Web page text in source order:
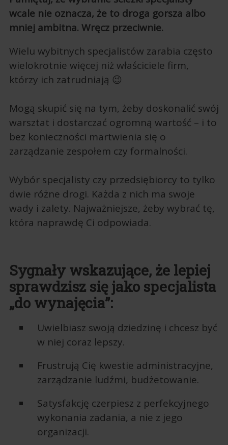
wcale nie oznacza, że to droga gorsza albo
mniej ambitna. Wręcz przeciwnie.
Wielu wybitnych specjalistów zarabia często
wielokrotnie więcej niż właściciele firm,
którzy ich zatrudniają 😉
Mogą skupić się na tym, żeby doskonalić swój
warsztat i dostarczać ogromną wartość – i to
bez konieczności martwienia się o
zarządzanie zespołem czy formalności.
Wybór specjalisty czy przedsiębiorcy to tylko
dwie różne drogi. Każda z nich ma swoje
wady i zalety. Najważniejsze, żeby wybrać tę,
która naprawdę Ci odpowiada.
Sygnały wskazujące, że lepiej
sprawdzisz się jako specjalista
„do wynajęcia”:
Uwielbiasz swoją dziedzinę i chcesz być
w niej coraz lepszy.
Frustrują Cię kwestie administracyjne,
zarządzanie ludźmi, budżetowanie.
Satysfakcję czerpiesz z perfekcyjnego
wykonania zadania, a nie z jego
organizacji.